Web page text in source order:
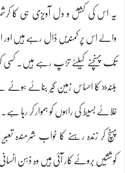
یہ اس کی کشش و دل آویزی ہی کا
والے اس پر کمندیں ڈال رہے ہیں اور
تک پہنچنے کیلئے تڑپ رہے ہیں۔ کسی
بلند« کا احساس زمین گیر بنائے ہوئے
خلائے بسیط کی راہوں کو ہموار کر رہا
پہنچ کر زندہ رہنے کا خواب شرمندہ
کوششیں بروئے کار آئی ہیں وہ ذہن